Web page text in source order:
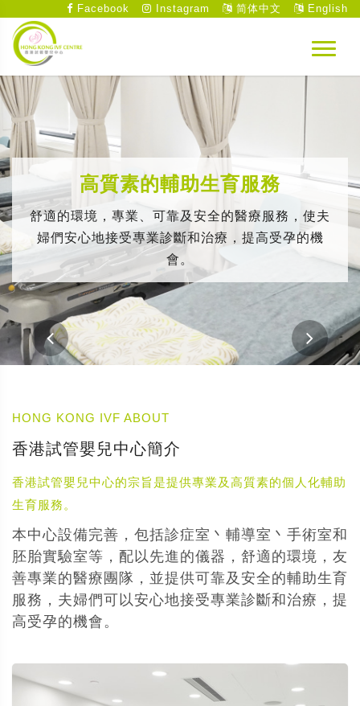
Facebook Instagram 简体中文 English
高質素的輔助生育服務
舒適的環境，專業、可靠及安全的醫療服務，使夫
婦們安心地接受專業診斷和治療，提高受孕的機
會。
HONG KONG IVF ABOUT
香港試管嬰兒中心簡介
香港試管嬰兒中心的宗旨是提供專業及高質素的個人化輔助
生育服務。
本中心設備完善，包括診症室丶輔導室丶手術室和
胚胎實驗室等，配以先進的儀器，舒適的環境，友
善專業的醫療團隊，並提供可靠及安全的輔助生育
服務，夫婦們可以安心地接受專業診斷和治療，提
高受孕的機會。